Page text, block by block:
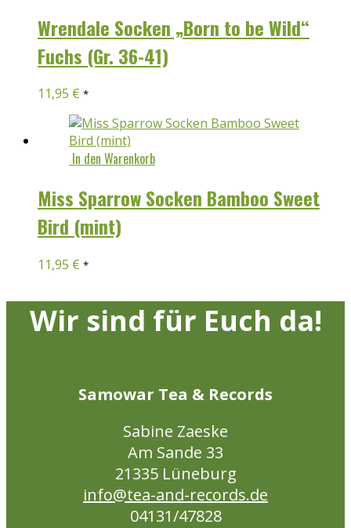
Wrendale Socken „Born to be Wild“
Fuchs (Gr. 36-41)
11,95 € *
In den Warenkorb
Miss Sparrow Socken Bamboo Sweet
Bird (mint)
11,95 € *
Wir sind für Euch da!
Samowar Tea & Records
Sabine Zaeske
Am Sande 33
21335 Lüneburg
info@tea-and-records.de
04131/47828